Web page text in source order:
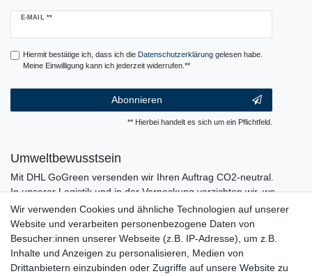
E-MAIL **
Newsletter
Hiermit bestätige ich, dass ich die Daten­schutz­erklärunggelesen habe.
Meine Einwilligung kann ich jederzeit widerrufen.**
Abonnieren
** Hierbei handelt es sich um ein Pflichtfeld.
Umweltbewusstsein
Mit DHL GoGreen versenden wir Ihren Auftrag CO2-neutral.
In unserer Logistik und in der Verpackung verzichten wir, wo
immer es möglich ist, auf den Einsatz von Kunststoffen und
Plastik.
Wir verwenden Cookies und ähnliche Technologien auf unserer
Website und verarbeiten personenbezogene Daten von
Besucher:innen unserer Webseite (z.B. IP-Adresse), um z.B.
Inhalte und Anzeigen zu personalisieren, Medien von
Drittanbietern einzubinden oder Zugriffe auf unsere Website zu